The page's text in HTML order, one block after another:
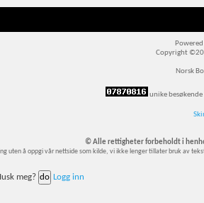
Copyright
Norsk
unike
© Alle rettigheter forbeholdt i
uten å oppgi vår nettside som kilde, vi ikke lenger tillater bruk av
meg?
Logg inn